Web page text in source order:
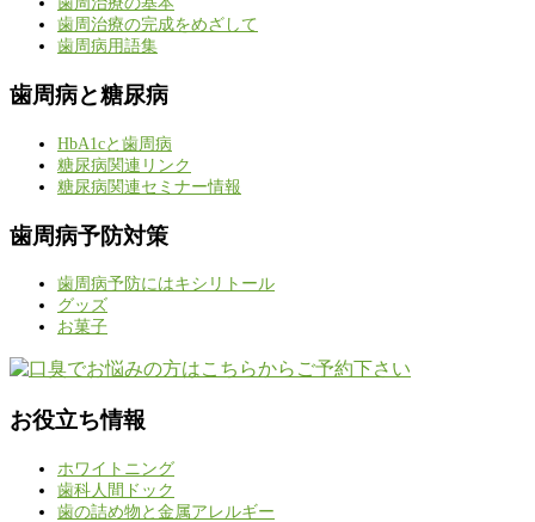
歯周治療の完成をめざして
歯周病用語集
歯周病と糖尿病
HbA1cと歯周病
糖尿病関連リンク
糖尿病関連セミナー情報
歯周病予防対策
歯周病予防にはキシリトール
グッズ
お菓子
お役立ち情報
ホワイトニング
歯科人間ドック
歯の詰め物と金属アレルギー